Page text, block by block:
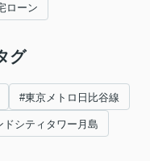
ローン
グ
#東京メトロ日比谷線
ドシティタワー月島